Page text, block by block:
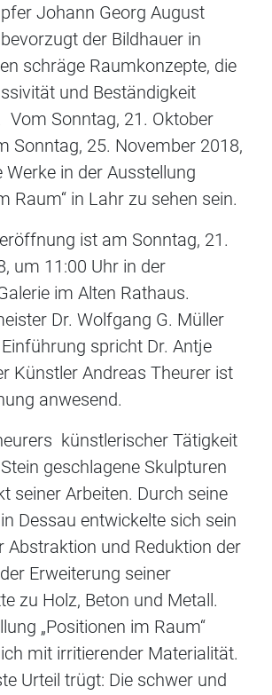
Johann Georg August
der Bildhauer in
schräge Raumkonzepte, die
und Beständigkeit
Vom Sonntag, 21. Oktober
Sonntag, 25. November 2018,
Werke in der Ausstellung
Raum“ in Lahr zu sehen sein.
ist am Sonntag, 21.
um 11:00 Uhr in der
im Alten Rathaus.
Dr. Wolfgang G. Müller
spricht Dr. Antje
Künstler Andreas Theurer ist
anwesend.
künstlerischer Tätigkeit
geschlagene Skulpturen
seiner Arbeiten. Durch seine
Dessau entwickelte sich sein
Abstraktion und Reduktion der
Erweiterung seiner
zu Holz, Beton und Metall.
„Positionen im Raum“
mit irritierender Materialität.
Urteil trügt: Die schwer und